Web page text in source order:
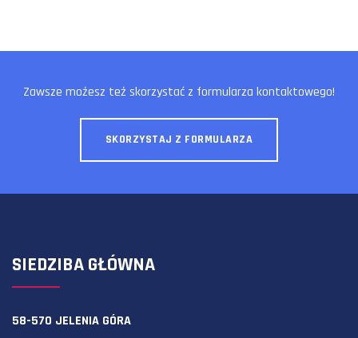
Zawsze możesz też skorzystać z formularza kontaktowego!
SKORZYSTAJ Z FORMULARZA
SIEDZIBA GŁÓWNA
58-570 JELENIA GÓRA